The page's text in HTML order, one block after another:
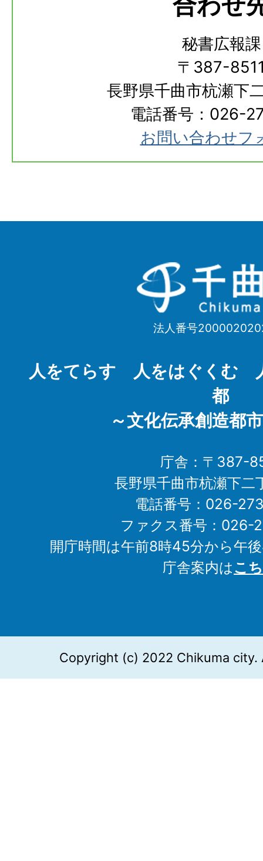
秘書広報課
〒387-
長野県千曲市杭瀬下
電話番号：026-
お問い合わせフ
千
曲
Chikuma
法人番号
人をてらす 人をはぐくむ
都
～文化伝承創造都
庁舎：〒387-
長野県千曲市杭瀬下二
電話番号：026-
ファクス番号：026-
開庁時間は午前8時45分から午
庁舎案内はこ
Copyright (c) 2022 Chikuma city.